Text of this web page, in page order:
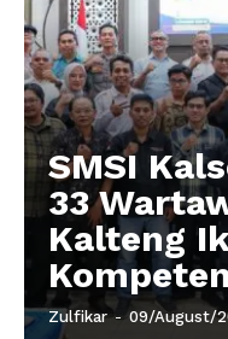
SMSI
33
Kalteng
Zulfikar - 09/August/